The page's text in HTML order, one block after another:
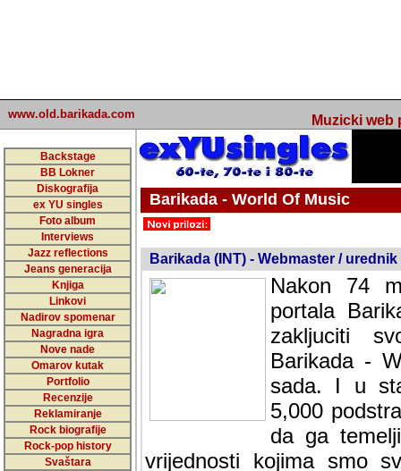
www.old.barikada.com Muzicki web
Backstage
BB Lokner
Diskografija
ex YU singles
Foto album
Interviews
Jazz reflections
Jeans generacija
Knjiga
Linkovi
Nadirov spomenar
Nagradna igra
Nove nade
Omarov kutak
Portfolio
Recenzije
Reklamiranje
Rock biografije
Rock-pop history
Svaštara
Barikada - World Of Music
Barikada (INT) - Webmaster / urednik
Nakon 74
portala
zakljuciti
Barikada -
sada. I u
5,000
da ga
vrijednosti kojima smo